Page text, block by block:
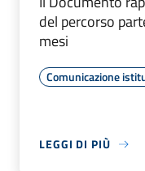
del percorso
mesi
Comunicazione
LEGGI DI PIÙ